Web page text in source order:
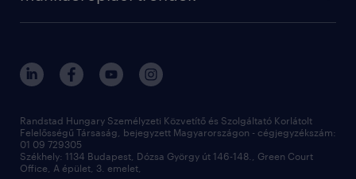
kapcsolat
employer brand research
hr kutatások
kiválasztás
megtartás
munkahelyi teljesítmény
toborzás
Randstad Hungary Személyzeti Közvetítő és Szolgáltató Korlátolt
Felelősségű Társaság, bejegyzett Magyarországon - cégjegyzékszám:
01 09 729305
Székhely: 1134 Budapest, Dózsa György út 146-148., Green Court
Office, A épület, 3. emelet,